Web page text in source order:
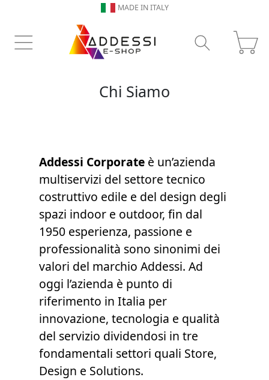
MADE IN ITALY
Chi Siamo
Addessi Corporateè un’azienda
multiservizi del settore tecnico
costruttivo edile e del design degli
spazi indoor e outdoor, fin dal
1950 esperienza, passione e
professionalità sono sinonimi dei
valori del marchio Addessi. Ad
oggi l’azienda è punto di
riferimento in Italia per
innovazione, tecnologia e qualità
del servizio dividendosi in tre
fondamentali settori quali Store,
Design e Solutions.